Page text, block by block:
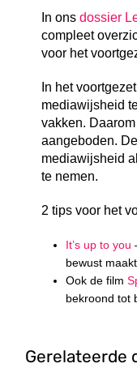
In onsdossier
compleet
voor het
In het
mediawijsheid
vakken.
aangeboden.
mediawijsheid
te nemen.
2 tips voor het
It’s up to you
bewust
Ook de film
bekroond tot
Gerelateerde